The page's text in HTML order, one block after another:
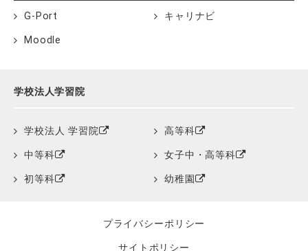
G-Port キャリナビ
Moodle
学校法人学習院
学校法人 学習院 高等科
中等科 女子中・高等科
初等科 幼稚園
プライバシーポリシー
サイトポリシー